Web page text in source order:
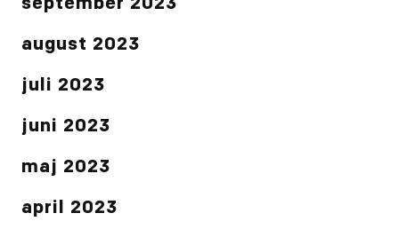
september 2023
august 2023
juli 2023
juni 2023
maj 2023
april 2023